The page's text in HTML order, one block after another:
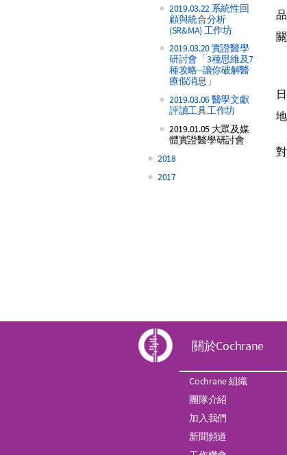
關
2019.03.22 系統性回
顧與統合分析
(SR&MA) 工作坊
2019.03.20 實證醫學
研討會「3種思維及7
種攻略--讓你破解醫
療假消息」
2019.03.06 醫學文獻
評讀工具工作坊
2019.01.05 大眾及媒
體實證醫學研討會
2018
2017
C
o
c
關於Cochrane
Cochrane 組織
團隊介紹
加入我們
新聞頻道